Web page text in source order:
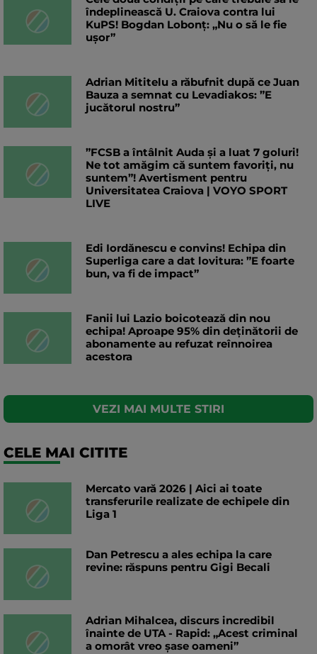
îndeplinească U. Craiova contra lui
KuPS! Bogdan Lobonț: „Nu o să le fie
ușor”
Adrian Mititelu a răbufnit după ce Juan
Bauza a semnat cu Levadiakos: ”E
jucătorul nostru”
”FCSB a întâlnit Auda și a luat 7 goluri!
Ne tot amăgim că suntem favoriți, nu
suntem”! Avertisment pentru
Universitatea Craiova | VOYO SPORT
LIVE
Edi Iordănescu e convins! Echipa din
Superliga care a dat lovitura: ”E foarte
bun, va fi de impact”
Fanii lui Lazio boicotează din nou
echipa! Aproape 95% din deținătorii de
abonamente au refuzat reînnoirea
acestora
VEZI MAI MULTE STIRI
CELE MAI CITITE
Mercato vară 2026 | Aici ai toate
transferurile realizate de echipele din
Liga 1
Dan Petrescu a ales echipa la care
revine: răspuns pentru Gigi Becali
Adrian Mihalcea, discurs incredibil
înainte de UTA - Rapid: „Acest criminal
a omorât vreo șase oameni”